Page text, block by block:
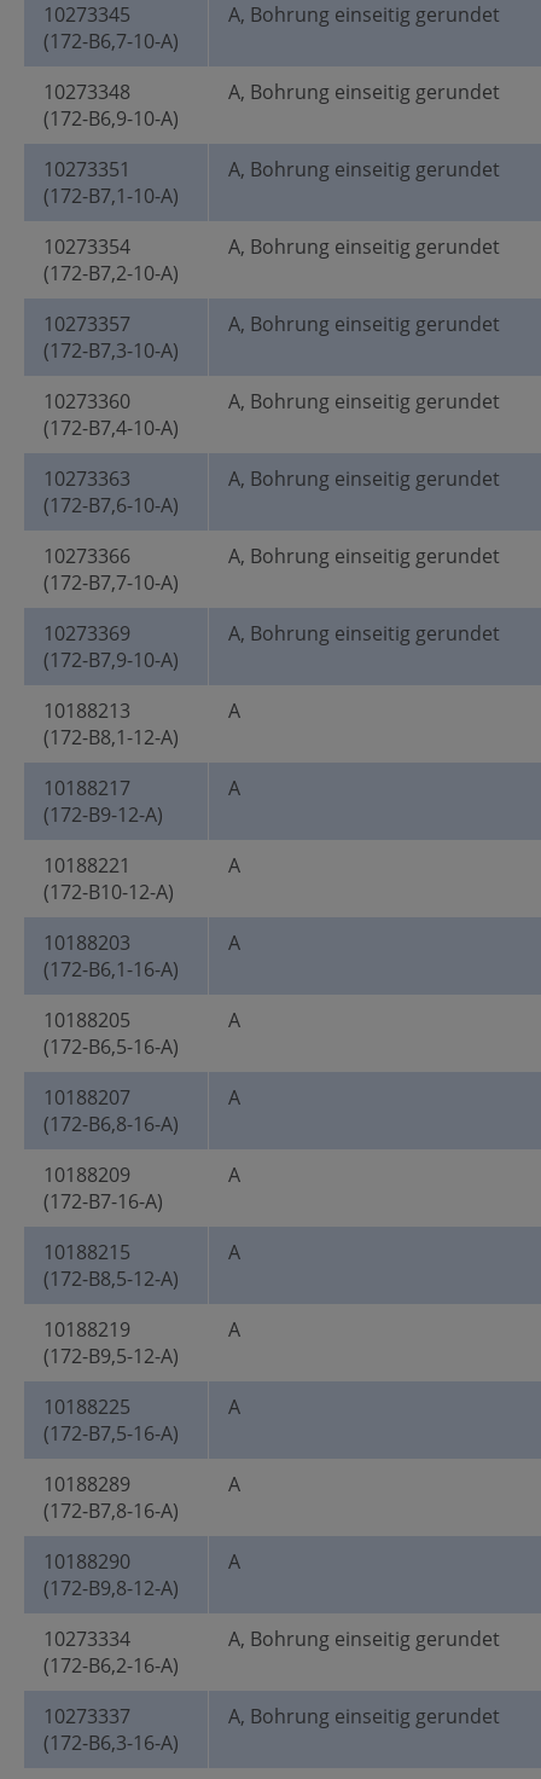
10273345
(172-B6,7-10-A)
A, Bohrung einseitig gerundet
10273348
(172-B6,9-10-A)
A, Bohrung einseitig gerundet
10273351
(172-B7,1-10-A)
A, Bohrung einseitig gerundet
10273354
(172-B7,2-10-A)
A, Bohrung einseitig gerundet
10273357
(172-B7,3-10-A)
A, Bohrung einseitig gerundet
10273360
(172-B7,4-10-A)
A, Bohrung einseitig gerundet
10273363
(172-B7,6-10-A)
A, Bohrung einseitig gerundet
10273366
(172-B7,7-10-A)
A, Bohrung einseitig gerundet
10273369
(172-B7,9-10-A)
A, Bohrung einseitig gerundet
10188213
(172-B8,1-12-A)
A
10188217
(172-B9-12-A)
A
10188221
(172-B10-12-A)
A
10188203
(172-B6,1-16-A)
A
10188205
(172-B6,5-16-A)
A
10188207
(172-B6,8-16-A)
A
10188209
(172-B7-16-A)
A
10188215
(172-B8,5-12-A)
A
10188219
(172-B9,5-12-A)
A
10188225
(172-B7,5-16-A)
A
10188289
(172-B7,8-16-A)
A
10188290
(172-B9,8-12-A)
A
10273334
(172-B6,2-16-A)
A, Bohrung einseitig gerundet
10273337
(172-B6,3-16-A)
A, Bohrung einseitig gerundet